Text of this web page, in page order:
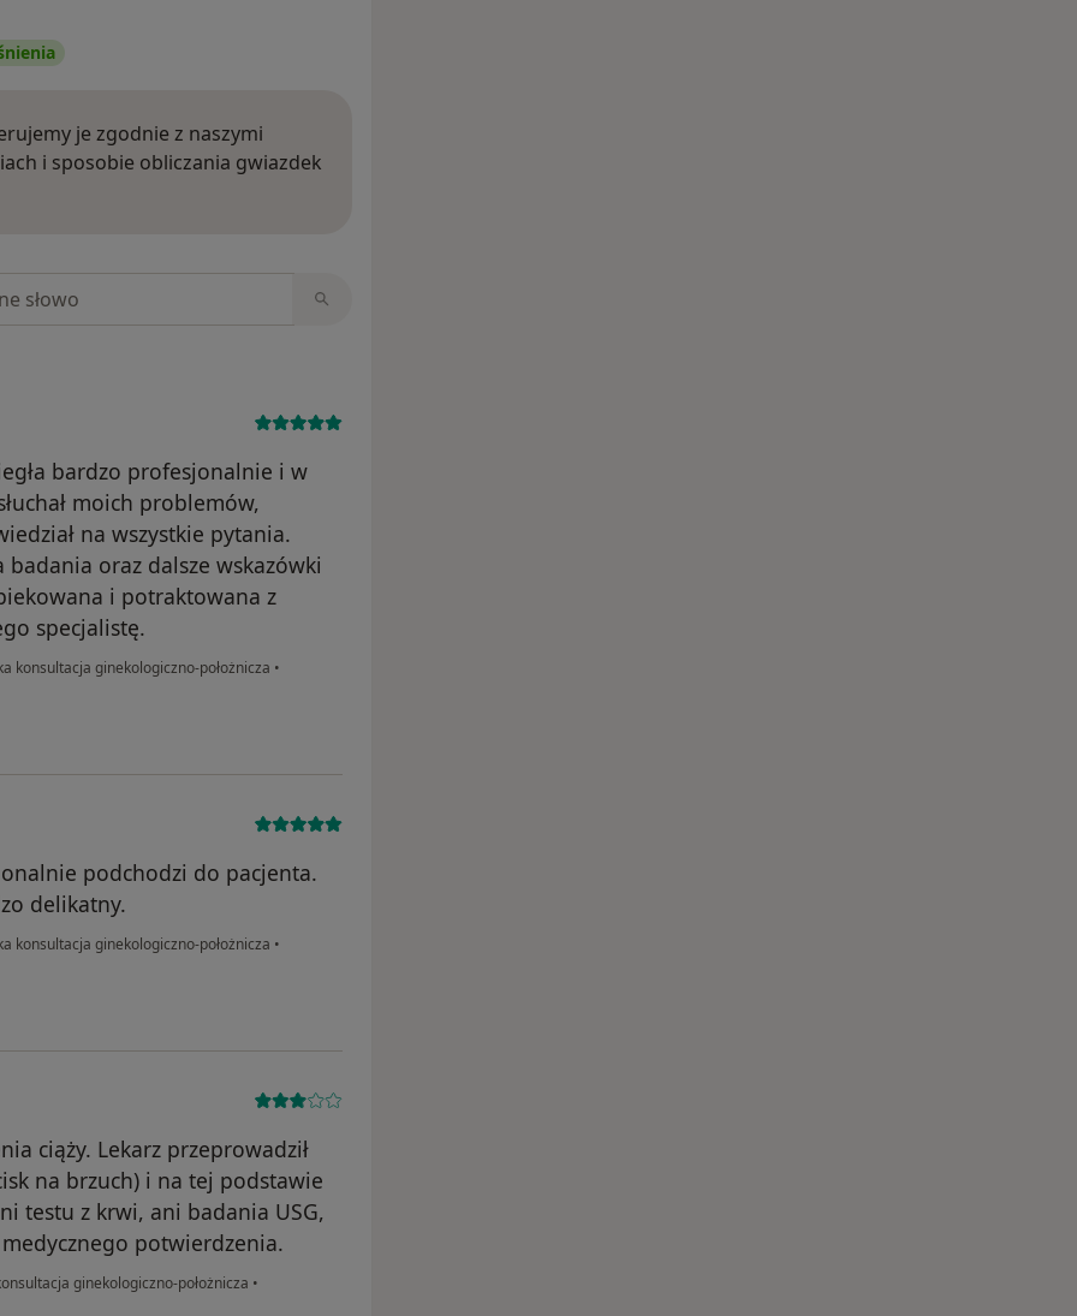
je zgodnie z naszymi
i sposobie obliczania gwiazdek
bardzo profesjonalnie i w
moich problemów,
na wszystkie pytania.
oraz dalsze wskazówki
i potraktowana z
specjalistę.
konsultacja ginekologiczno-położnicza •
podchodzi do pacjenta.
delikatny.
konsultacja ginekologiczno-położnicza •
ciąży. Lekarz przeprowadził
na brzuch) i na tej podstawie
testu z krwi, ani badania USG,
potwierdzenia.
ginekologiczno-położnicza •